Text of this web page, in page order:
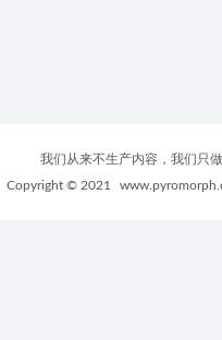
我们从来不生产内容，我们只
Copyright © 2021